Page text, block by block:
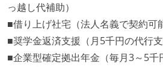
っ越し代補助）
■借り上げ社宅（法人名義で契約可
■奨学金返済支援（月5千円の代行支
■企業型確定拠出年金（毎月3～5千